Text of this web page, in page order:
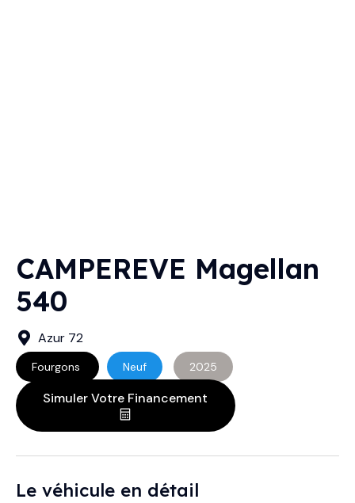
CAMPEREVE Magellan
540
Azur 72
Fourgons Neuf 2025
Simuler Votre Financement
Le véhicule en détail